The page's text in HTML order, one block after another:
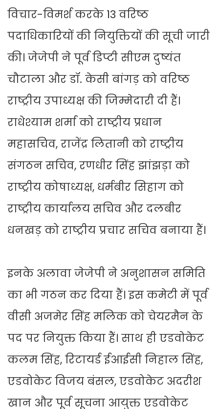
विचार-विमर्श करके 13 वरिष्ठ
पदाधिकारियों की नियुक्तियों की सूची जारी
की। जेजेपी ने पूर्व डिप्टी सीएम दुष्यंत
चौटाला और डॉ. केसी बांगड़ को वरिष्ठ
राष्ट्रीय उपाध्यक्ष की जिम्मेदारी दी हैं।
राधेश्याम शर्मा को राष्ट्रीय प्रधान
महासचिव, राजेंद्र लितानी को राष्ट्रीय
संगठन सचिव, रणधीर सिंह झांझड़ा को
राष्ट्रीय कोषाध्यक्ष, धर्मबीर सिहाग को
राष्ट्रीय कार्यालय सचिव और दलबीर
धनखड़ को राष्ट्रीय प्रचार सचिव बनाया हैं।
इनके अलावा जेजेपी ने अनुशासन समिति
का भी गठन कर दिया हैं। इस कमेटी में पूर्व
वीसी अजमेर सिंह मलिक को चेयरमैन के
पद पर नियुक्त किया हैं। साथ ही एडवोकेट
कलम सिंह, रिटायर्ड ईआईसी निहाल सिंह,
एडवोकेट विजय बंसल, एडवोकेट अदरीश
खान और पूर्व सूचना आयुक्त एडवोकेट